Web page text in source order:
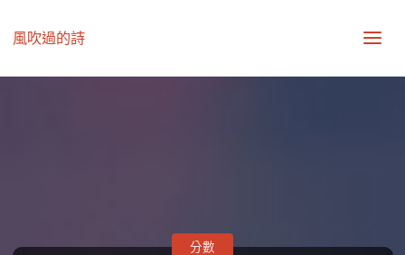
風吹過的詩
分數